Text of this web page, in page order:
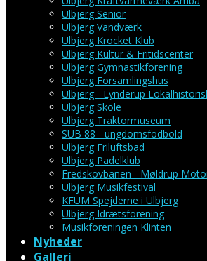
Ulbjerg Senior
Ulbjerg Vandværk
Ulbjerg Krocket Klub
Ulbjerg Kultur & Fritidscenter
Ulbjerg Gymnastikforening
Ulbjerg Forsamlingshus
Ulbjerg - Lynderup
Ulbjerg Skole
Ulbjerg Traktormuseum
SUB 88 - ungdomsfodbold
Ulbjerg Friluftsbad
Ulbjerg Padelklub
Fredskovbanen - Møldrup
Ulbjerg Musikfestival
KFUM Spejderne i Ulbjerg
Ulbjerg Idrætsforening
Musikforeningen Klinten
Nyheder
Galleri